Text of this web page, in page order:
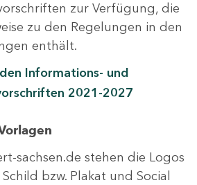
zur Verfügung, die
zu den Regelungen in den
enthält.
Informations- und
2021-2027
sachsen.de stehen die Logos
bzw. Plakat und Social